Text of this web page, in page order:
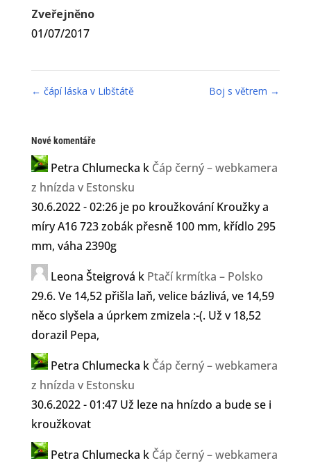
Zveřejněno
01/07/2017
← čápí láska v Libštátě Boj s větrem →
Nové komentáře
Petra Chlumecka k Čáp černý – webkamera
z hnízda v Estonsku
30.6.2022 - 02:26 je po kroužkování Kroužky a
míry A16 723 zobák přesně 100 mm, křídlo 295
mm, váha 2390g
Leona Šteigrová k Ptačí krmítka – Polsko
29.6. Ve 14,52 přišla laň, velice bázlivá, ve 14,59
něco slyšela a úprkem zmizela :-(. Už v 18,52
dorazil Pepa,
Petra Chlumecka k Čáp černý – webkamera
z hnízda v Estonsku
30.6.2022 - 01:47 Už leze na hnízdo a bude se i
kroužkovat
Petra Chlumecka k Čáp černý – webkamera